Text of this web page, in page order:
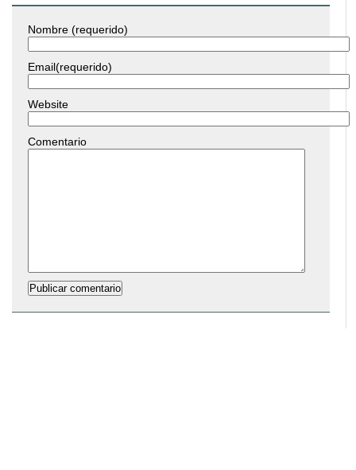
Nombre (requerido)
Email(requerido)
Website
Comentario